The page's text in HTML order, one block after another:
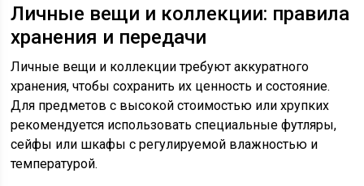
Личные вещи и коллекции: правила
хранения и передачи
Личные вещи и коллекции требуют аккуратного
хранения, чтобы сохранить их ценность и состояние.
Для предметов с высокой стоимостью или хрупких
рекомендуется использовать специальные футляры,
сейфы или шкафы с регулируемой влажностью и
температурой.